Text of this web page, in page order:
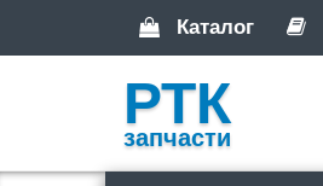
Каталог
РТК
запчасти